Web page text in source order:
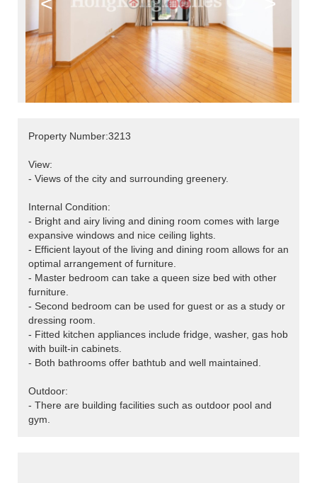
Property Number:3213
View:
- Views of the city and surrounding greenery.
Internal Condition:
- Bright and airy living and dining room comes with large
expansive windows and nice ceiling lights.
- Efficient layout of the living and dining room allows for an
optimal arrangement of furniture.
- Master bedroom can take a queen size bed with other
furniture.
- Second bedroom can be used for guest or as a study or
dressing room.
- Fitted kitchen appliances include fridge, washer, gas hob
with built-in cabinets.
- Both bathrooms offer bathtub and well maintained.
Outdoor:
- There are building facilities such as outdoor pool and
gym.